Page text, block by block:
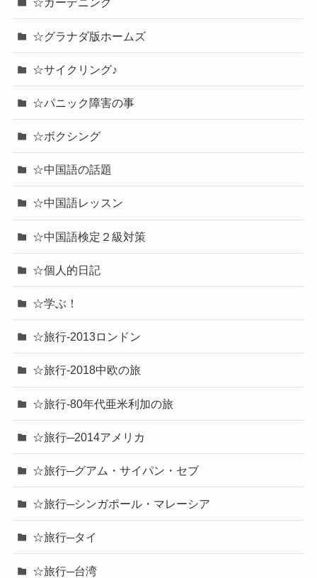
☆グラナダ版ホームズ
☆サイクリング♪
☆パニック障害の事
☆ボクシング
☆中国語の話題
☆中国語レッスン
☆中国語検定２級対策
☆個人的日記
☆学ぶ！
☆旅行-2013ロンドン
☆旅行-2018中欧の旅
☆旅行-80年代亜米利加の旅
☆旅行─2014アメリカ
☆旅行─グアム・サイパン・セブ
☆旅行─シンガポール・マレーシア
☆旅行─タイ
☆旅行─台湾